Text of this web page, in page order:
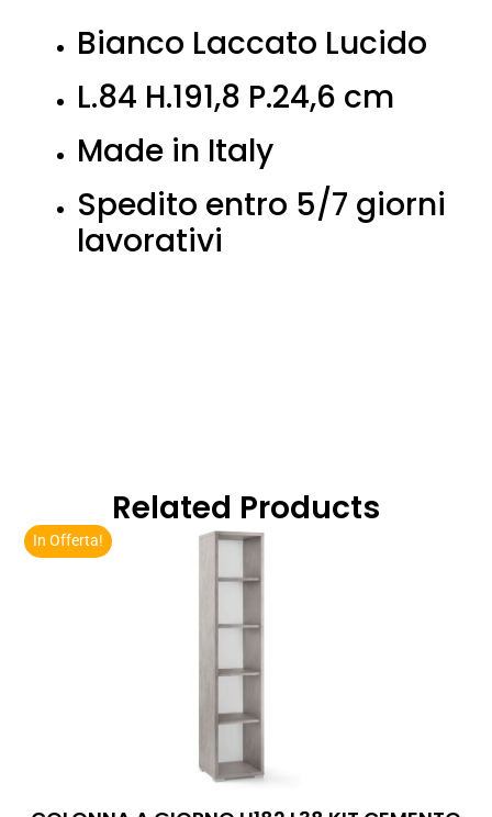
Bianco Laccato Lucido
L.84 H.191,8 P.24,6 cm
Made in Italy
Spedito entro 5/7 giorni
lavorativi
Related Products
In Offerta!